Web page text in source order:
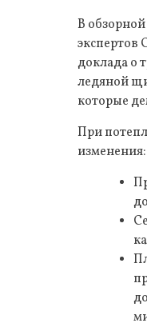
В
экспертов
доклада о
ледяной
которые
При
изменения: